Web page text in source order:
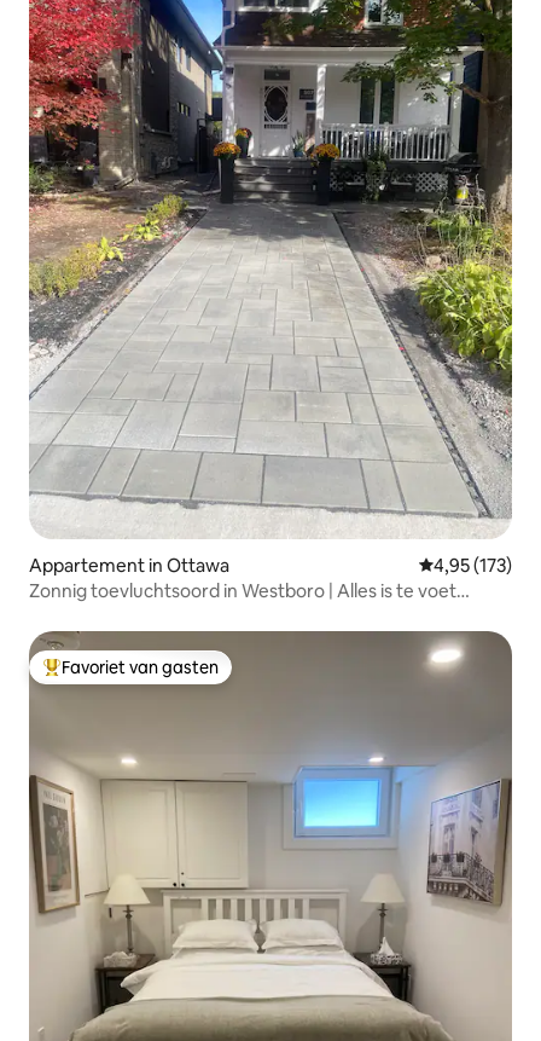
Appartement in Ottawa Gemiddelde
4,95 (173)
Zonnig toevluchtsoord in Westboro | Alles is te voet
Topfavoriet van gasten
Favoriet van gasten